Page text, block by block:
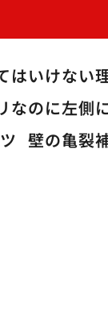
はいけない
なのに左側
壁の亀裂